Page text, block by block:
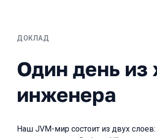
ДОКЛАД
Один день из
Один день из
инженера
Наш JVM-мир состоит из двух